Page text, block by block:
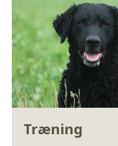
Træning